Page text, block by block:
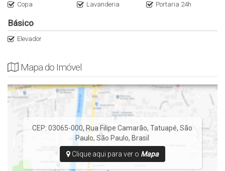
Copa Lavanderia Portaria 24h
Básico
Elevador
Mapa do Imóvel
CEP: 03065-000, Rua Filipe Camarão,Tatuapé,São
Paulo,São Paulo, Brasil
Clique aqui para ver o Mapa